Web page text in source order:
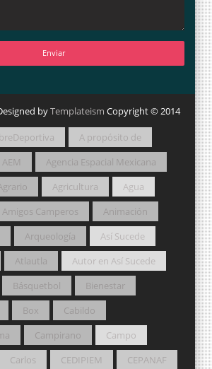
byTemplateism Copyright © 2014
A propósito de
AEM
Agencia Espacial Mexicana
Agricultura
Agua
Amigos Camperos
Animación
Arqueología
Así Sucede
Atlautla
Autor en Así Sucede
Básquetbol
Bienestar
Box
Cabildo
Campirano
Campo
Carlos CEDIPIEM
CEPANAF